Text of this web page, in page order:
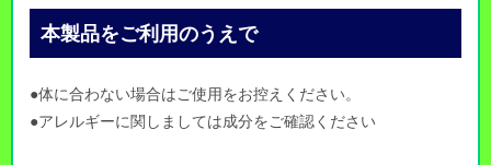
本製品をご利用のうえで
●体に合わない場合はご使用をお控えください。
●アレルギーに関しましては成分をご確認ください